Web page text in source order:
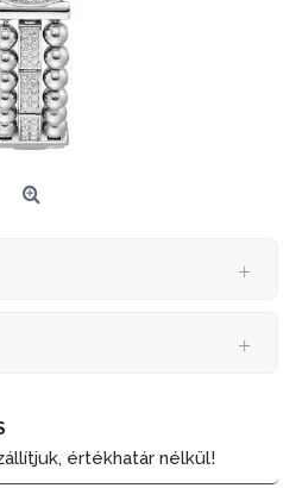
értékhatár nélkül!